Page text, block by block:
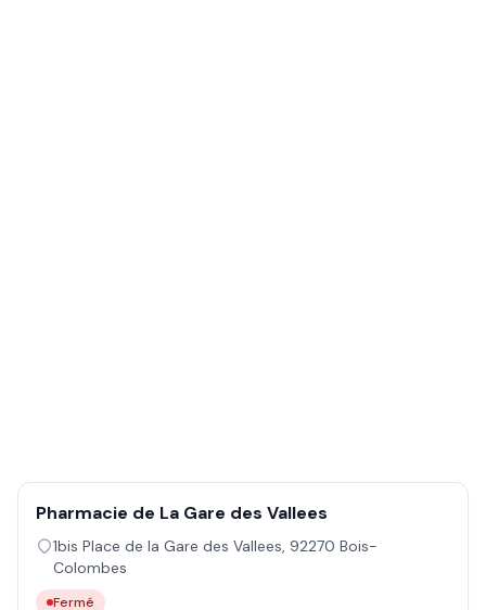
Pharmacie de La Gare des Vallees
1bis Place de la Gare des Vallees, 92270 Bois-
Colombes
Fermé